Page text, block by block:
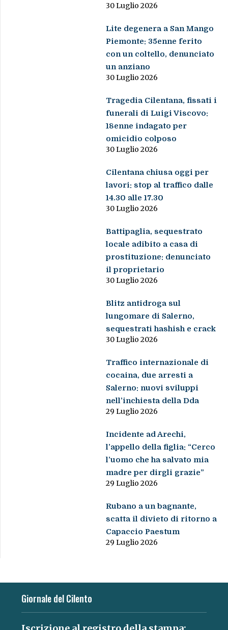
30 Luglio 2026
Lite degenera a San Mango
Piemonte: 35enne ferito
con un coltello, denunciato
un anziano
30 Luglio 2026
Tragedia Cilentana, fissati i
funerali di Luigi Viscovo:
18enne indagato per
omicidio colposo
30 Luglio 2026
Cilentana chiusa oggi per
lavori: stop al traffico dalle
14.30 alle 17.30
30 Luglio 2026
Battipaglia, sequestrato
locale adibito a casa di
prostituzione: denunciato
il proprietario
30 Luglio 2026
Blitz antidroga sul
lungomare di Salerno,
sequestrati hashish e crack
30 Luglio 2026
Traffico internazionale di
cocaina, due arresti a
Salerno: nuovi sviluppi
nell’inchiesta della Dda
29 Luglio 2026
Incidente ad Arechi,
l’appello della figlia: “Cerco
l’uomo che ha salvato mia
madre per dirgli grazie”
29 Luglio 2026
Rubano a un bagnante,
scatta il divieto di ritorno a
Capaccio Paestum
29 Luglio 2026
Giornale del Cilento